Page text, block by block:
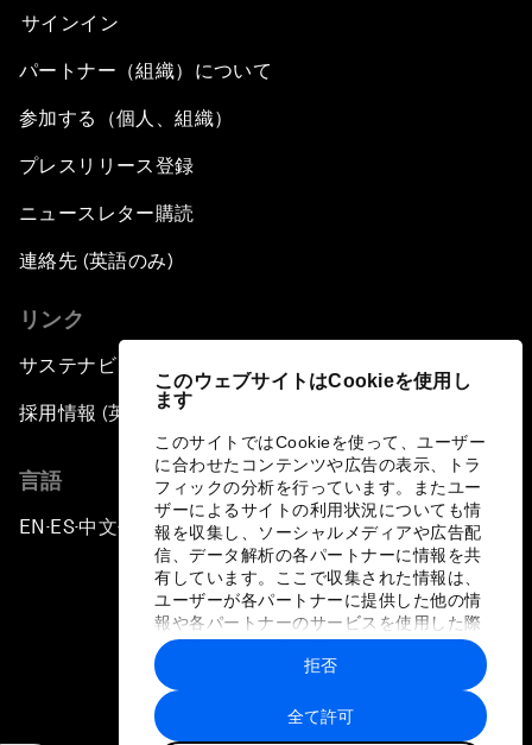
このウェブサイトはCookieを使用し
ます
このサイトではCookieを使って、ユーザー
に合わせたコンテンツや広告の表示、トラ
フィックの分析を行っています。またユー
ザーによるサイトの利用状況についても情
報を収集し、ソーシャルメディアや広告配
信、データ解析の各パートナーに情報を共
有しています。ここで収集された情報は、
ユーザーが各パートナーに提供した他の情
報や各パートナーのサービスを使用した際
に収集された情報と組み合わされ、各パー
トナーによって使用されることがありま
す。
全て許可
拒否
サインイン
パートナー（組織）について
参加する（個人、組織）
プレスリリース登録
ニュースレター購読
連絡先 (英語のみ)
リンク
サステナビリティへの取り組み
採用情報 (英語のみ)
言語
EN ▪ES▪中文▪ 日本語
プライバシーポリシーと利用規約
サイトマップ